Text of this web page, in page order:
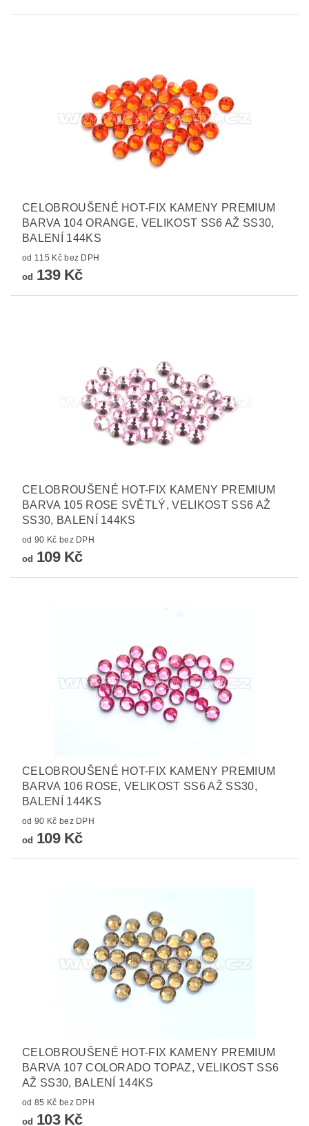
CELOBROUŠENÉ HOT-FIX KAMENY PREMIUM
BARVA 104 ORANGE, VELIKOST SS6 AŽ SS30,
BALENÍ 144KS
od 115 Kč bez DPH
od 139 Kč
CELOBROUŠENÉ HOT-FIX KAMENY PREMIUM
BARVA 105 ROSE SVĚTLÝ, VELIKOST SS6 AŽ
SS30, BALENÍ 144KS
od 90 Kč bez DPH
od 109 Kč
CELOBROUŠENÉ HOT-FIX KAMENY PREMIUM
BARVA 106 ROSE, VELIKOST SS6 AŽ SS30,
BALENÍ 144KS
od 90 Kč bez DPH
od 109 Kč
CELOBROUŠENÉ HOT-FIX KAMENY PREMIUM
BARVA 107 COLORADO TOPAZ, VELIKOST SS6
AŽ SS30, BALENÍ 144KS
od 85 Kč bez DPH
od 103 Kč